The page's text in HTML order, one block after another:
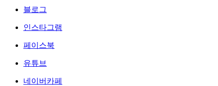
블로그
인스타그램
페이스북
유튜브
네이버카페